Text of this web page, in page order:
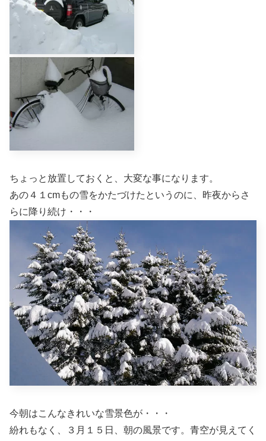
ちょっと放置しておくと、大変な事になります。
あの４１cmもの雪をかたづけたというのに、昨夜からさ
らに降り続け・・・
今朝はこんなきれいな雪景色が・・・
紛れもなく、３月１５日、朝の風景です。青空が見えてく